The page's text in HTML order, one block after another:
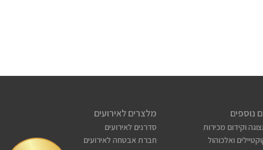
נוספים
וקידום מכירות
ואלכוהול
מלצרים לאירועים
סדרנים לאירועים
חברת אבטחה לאירועים